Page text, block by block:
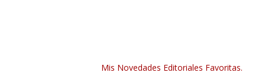
Mis Novedades Editoriales Favoritas.